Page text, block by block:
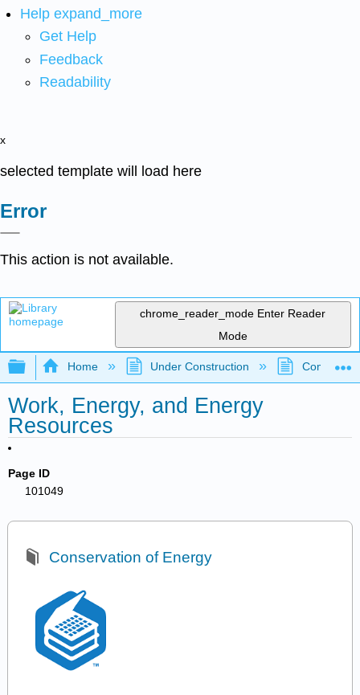
Help expand_more
Get Help
Feedback
Readability
x
selected template will load here
Error
This action is not available.
chrome_reader_mode Enter Reader
Mode
Expand/collapse global hierarchy
Home Under Construction
Work, Energy, and Energy
Resources
Page ID
101049
Conservation of Energy